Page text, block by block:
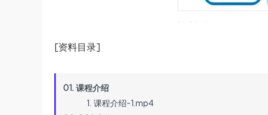
[资料目录]
01. 课程介绍
1. 课程介绍~1.mp4